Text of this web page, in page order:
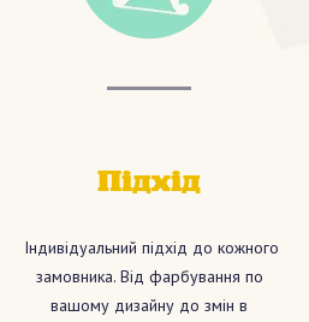
Пiдхiд
Індивідуальний підхід до кожного
замовника. Від фарбування по
вашому дизайну до змін в